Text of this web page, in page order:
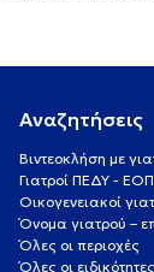
Αναζητήσεις
Βιντεοκλήση με
Γιατροί ΠΕΔΥ -
Οικογενειακοί
Όνομα γιατρού –
Όλες οι περιοχές
Όλες οι ειδικότητες